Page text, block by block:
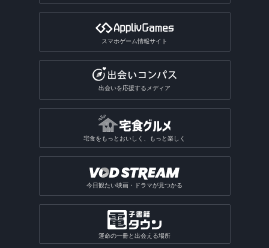
スマホゲーム情報サイト
出会いを応援するメディア
宅食をもっとおいしく、もっと楽しく
今日観たい映画・ドラマが見つかる
運命の一冊と出会える場所